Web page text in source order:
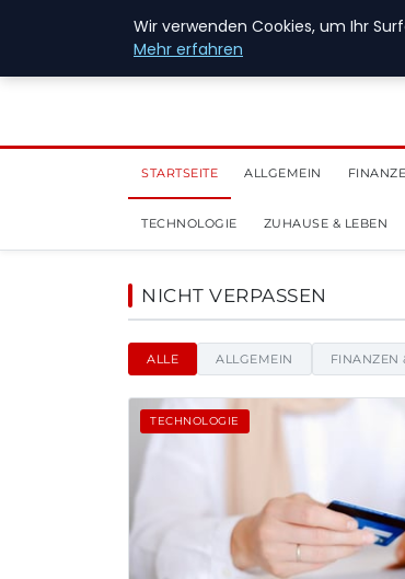
6. August 2026
STARTSEITE ALLGEMEIN
TECHNOLOGIE ZUHAUSE & LEBEN
New Energy Jobs
NICHT VERPASSEN
ALLE ALLGEMEIN FINANZEN
TECHNOLOGIE
Wir verwenden Cookies, um Ihr
Mehr erfahren